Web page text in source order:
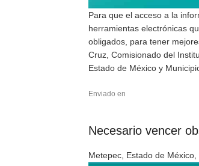
Para que el acceso a la
herramientas electrónicas
obligados, para tener
Cruz, Comisionado del
Estado de México y
Enviado en
Necesario vencer
Metepec, Estado de